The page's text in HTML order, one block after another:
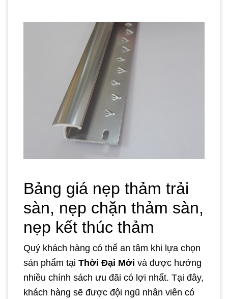
Bảng giá nẹp thảm trải
sàn, nẹp chặn thảm sàn,
nẹp kết thúc thảm
Quý khách hàng có thể an tâm khi lựa chọn
sản phẩm tại Thời Đại Mới và được hưởng
nhiều chính sách ưu đãi có lợi nhất. Tại đây,
khách hàng sẽ được đội ngũ nhân viên có